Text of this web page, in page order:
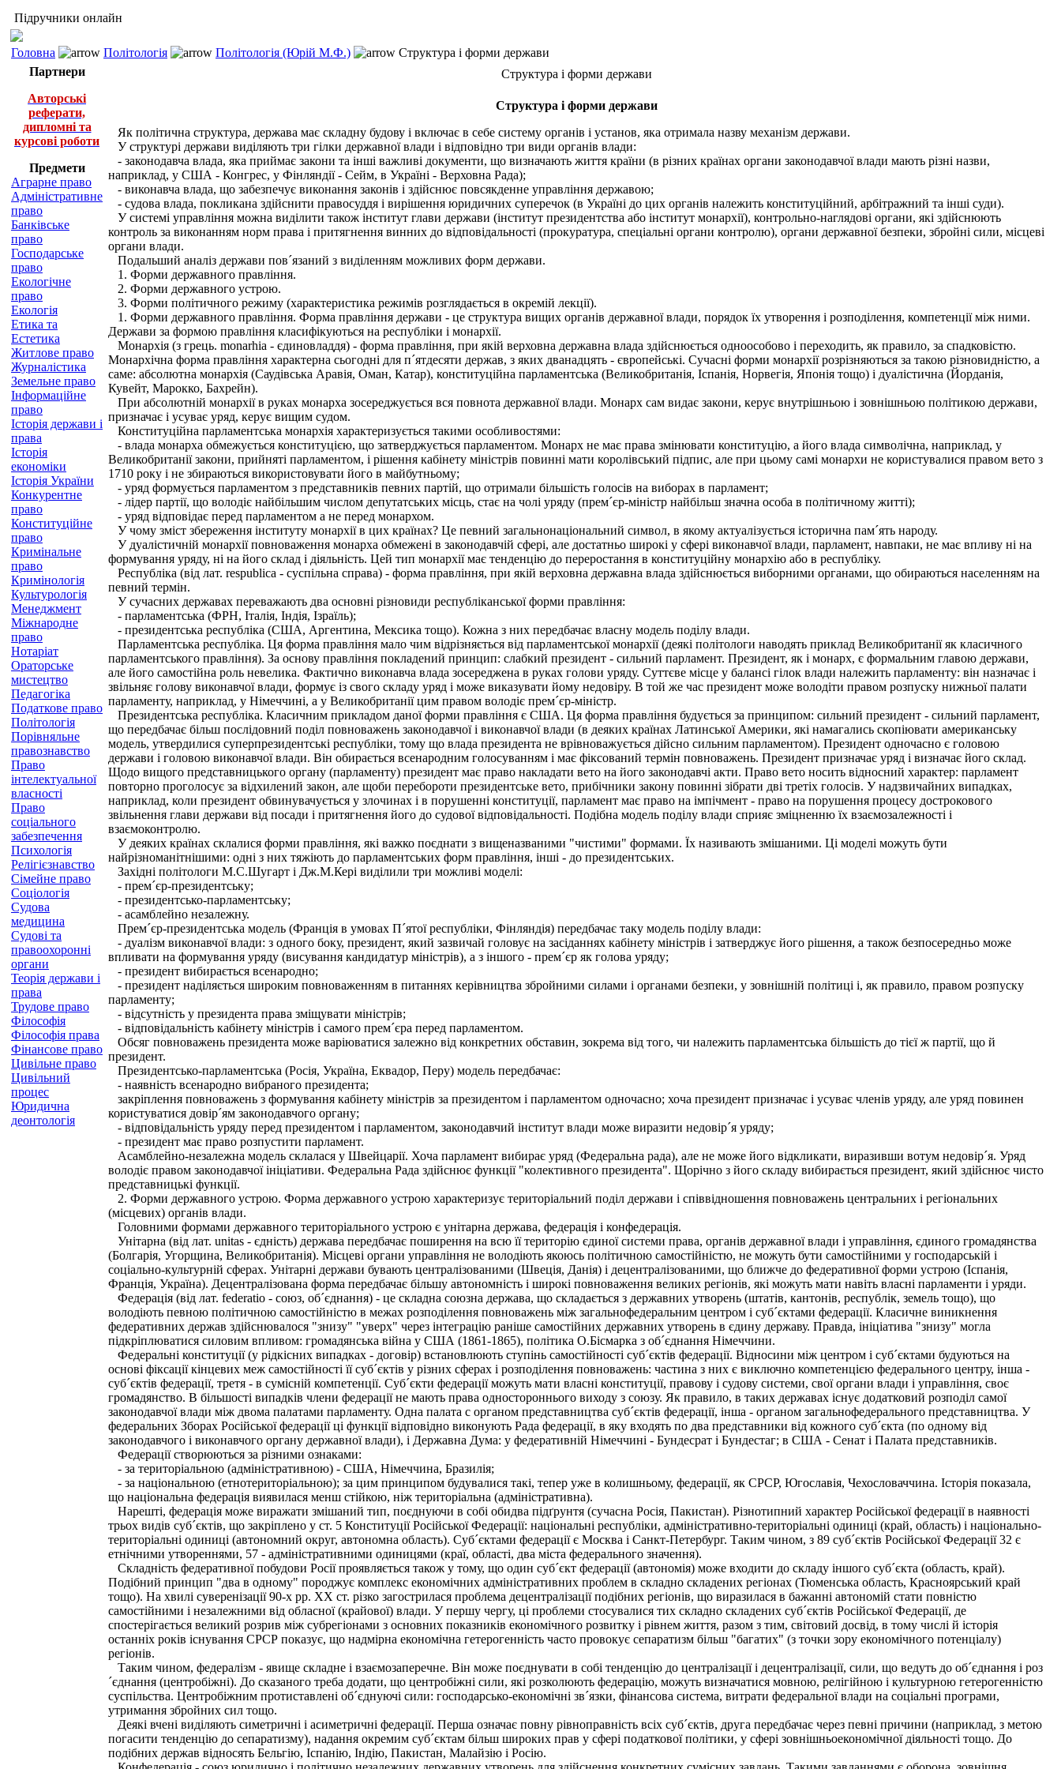
Підручники онлайн
Головна Політологія Політологія (Юрій М.Ф.)
Структура і форми держави
Партнери
Авторські
реферати,
дипломні та
курсові роботи
Предмети
Аграрне право
Адміністративне
право
Банківське
право
Господарське
право
Екологічне
право
Екологія
Етика та
Естетика
Житлове право
Журналістика
Земельне право
Інформаційне
право
Історія держави і
права
Історія
економіки
Історія України
Конкурентне
право
Конституційне
право
Кримінальне
право
Кримінологія
Культурологія
Менеджмент
Міжнародне
право
Нотаріат
Ораторське
мистецтво
Педагогіка
Податкове право
Політологія
Порівняльне
правознавство
Право
інтелектуальної
власності
Право
соціального
забезпечення
Психологія
Релігієзнавство
Сімейне право
Соціологія
Судова
медицина
Судові та
правоохоронні
органи
Теорія держави і
права
Трудове право
Філософія
Філософія права
Фінансове право
Цивільне право
Цивільний
процес
Юридична
деонтологія
Структура і форми держави
Структура і форми держави
Як політична структура, держава має складну будову і включає в себе систему органів і установ, яка отримала назву механізм держави.
У структурі держави виділяють три гілки державної влади і відповідно три види органів влади:
- законодавча влада, яка приймає закони та інші важливі документи, що визначають життя країни (в різних країнах органи законодавчої влади мають різні назви,
наприклад, у США - Конгрес, у Фінляндії - Сейм, в Україні - Верховна Рада);
- виконавча влада, що забезпечує виконання законів і здійснює повсякденне управління державою;
- судова влада, покликана здійснити правосуддя і вирішення юридичних суперечок (в Україні до цих органів належить конституційний, арбітражний та інші суди).
У системі управління можна виділити також інститут глави держави (інститут президентства або інститут монархії), контрольно-наглядові органи, які здійснюють
контроль за виконанням норм права і притягнення винних до відповідальності (прокуратура, спеціальні органи контролю), органи державної безпеки, збройні сили, місцеві
органи влади.
Подальший аналіз держави пов´язаний з виділенням можливих форм держави.
1. Форми державного правління.
2. Форми державного устрою.
3. Форми політичного режиму (характеристика режимів розглядається в окремій лекції).
1. Форми державного правління. Форма правління держави - це структура вищих органів державної влади, порядок їх утворення і розподілення, компетенції між ними.
Держави за формою правління класифікуються на республіки і монархії.
Монархія (з грець. monarhia - єдиновладдя) - форма правління, при якій верховна державна влада здійснюється одноособово і переходить, як правило, за спадковістю.
Монархічна форма правління характерна сьогодні для п´ятдесяти держав, з яких дванадцять - європейські. Сучасні форми монархії розрізняються за такою різновидністю, а
саме: абсолютна монархія (Саудівська Аравія, Оман, Катар), конституційна парламентська (Великобританія, Іспанія, Норвегія, Японія тощо) і дуалістична (Йорданія,
Кувейт, Марокко, Бахрейн).
При абсолютній монархії в руках монарха зосереджується вся повнота державної влади. Монарх сам видає закони, керує внутрішньою і зовнішньою політикою держави,
призначає і усуває уряд, керує вищим судом.
Конституційна парламентська монархія характеризується такими особливостями:
- влада монарха обмежується конституцією, що затверджується парламентом. Монарх не має права змінювати конституцію, а його влада символічна, наприклад, у
Великобританії закони, прийняті парламентом, і рішення кабінету міністрів повинні мати королівський підпис, але при цьому самі монархи не користувалися правом вето з
1710 року і не збираються використовувати його в майбутньому;
- уряд формується парламентом з представників певних партій, що отримали більшість голосів на виборах в парламент;
- лідер партії, що володіє найбільшим числом депутатських місць, стає на чолі уряду (прем´єр-міністр найбільш значна особа в політичному житті);
- уряд відповідає перед парламентом а не перед монархом.
У чому зміст збереження інституту монархії в цих країнах? Це певний загальнонаціональний символ, в якому актуалізується історична пам´ять народу.
У дуалістичній монархії повноваження монарха обмежені в законодавчій сфері, але достатньо широкі у сфері виконавчої влади, парламент, навпаки, не має впливу ні на
формування уряду, ні на його склад і діяльність. Цей тип монархії має тенденцію до переростання в конституційну монархію або в республіку.
Республіка (від лат. respublica - суспільна справа) - форма правління, при якій верховна державна влада здійснюється виборними органами, що обираються населенням на
певний термін.
У сучасних державах переважають два основні різновиди республіканської форми правління:
- парламентська (ФРН, Італія, Індія, Ізраїль);
- президентська республіка (США, Аргентина, Мексика тощо). Кожна з них передбачає власну модель поділу влади.
Парламентська республіка. Ця форма правління мало чим відрізняється від парламентської монархії (деякі політологи наводять приклад Великобританії як класичного
парламентського правління). За основу правління покладений принцип: слабкий президент - сильний парламент. Президент, як і монарх, є формальним главою держави,
але його самостійна роль невелика. Фактично виконавча влада зосереджена в руках голови уряду. Суттєве місце у балансі гілок влади належить парламенту: він назначає і
звільняє голову виконавчої влади, формує із свого складу уряд і може виказувати йому недовіру. В той же час президент може володіти правом розпуску нижньої палати
парламенту, наприклад, у Німеччині, а у Великобританії цим правом володіє прем´єр-міністр.
Президентська республіка. Класичним прикладом даної форми правління є США. Ця форма правління будується за принципом: сильний президент - сильний парламент,
що передбачає більш послідовний поділ повноважень законодавчої і виконавчої влади (в деяких країнах Латинської Америки, які намагались скопіювати американську
модель, утвердилися суперпрезидентські республіки, тому що влада президента не врівноважується дійсно сильним парламентом). Президент одночасно є головою
держави і головою виконавчої влади. Він обирається всенародним голосуванням і має фіксований термін повноважень. Президент призначає уряд і визначає його склад.
Щодо вищого представницького органу (парламенту) президент має право накладати вето на його законодавчі акти. Право вето носить відносний характер: парламент
повторно проголосує за відхилений закон, але щоби перебороти президентське вето, прибічники закону повинні зібрати дві третіх голосів. У надзвичайних випадках,
наприклад, коли президент обвинувачується у злочинах і в порушенні конституції, парламент має право на імпічмент - право на порушення процесу дострокового
звільнення глави держави від посади і притягнення його до судової відповідальності. Подібна модель поділу влади сприяє зміцненню їх взаємозалежності і
взаємоконтролю.
У деяких країнах склалися форми правління, які важко поєднати з вищеназваними "чистими" формами. Їх називають змішаними. Ці моделі можуть бути
найрізноманітнішими: одні з них тяжіють до парламентських форм правління, інші - до президентських.
Західні політологи М.С.Шугарт і Дж.М.Кері виділили три можливі моделі:
- прем´єр-президентську;
- президентсько-парламентську;
- асамблейно незалежну.
Прем´єр-президентська модель (Франція в умовах П´ятої республіки, Фінляндія) передбачає таку модель поділу влади:
- дуалізм виконавчої влади: з одного боку, президент, який зазвичай головує на засіданнях кабінету міністрів і затверджує його рішення, а також безпосередньо може
впливати на формування уряду (висування кандидатур міністрів), а з іншого - прем´єр як голова уряду;
- президент вибирається всенародно;
- президент наділяється широким повноваженням в питаннях керівництва збройними силами і органами безпеки, у зовнішній політиці і, як правило, правом розпуску
парламенту;
- відсутність у президента права зміщувати міністрів;
- відповідальність кабінету міністрів і самого прем´єра перед парламентом.
Обсяг повноважень президента може варіюватися залежно від конкретних обставин, зокрема від того, чи належить парламентська більшість до тієї ж партії, що й
президент.
Президентсько-парламентська (Росія, Україна, Еквадор, Перу) модель передбачає:
- наявність всенародно вибраного президента;
закріплення повноважень з формування кабінету міністрів за президентом і парламентом одночасно; хоча президент призначає і усуває членів уряду, але уряд повинен
користуватися довір´ям законодавчого органу;
- відповідальність уряду перед президентом і парламентом, законодавчий інститут влади може виразити недовір´я уряду;
- президент має право розпустити парламент.
Асамблейно-незалежна модель склалася у Швейцарії. Хоча парламент вибирає уряд (Федеральна рада), але не може його відкликати, виразивши вотум недовір´я. Уряд
володіє правом законодавчої ініціативи. Федеральна Рада здійснює функції "колективного президента". Щорічно з його складу вибирається президент, який здійснює чисто
представницькі функції.
2. Форми державного устрою. Форма державного устрою характеризує територіальний поділ держави і співвідношення повноважень центральних і регіональних
(місцевих) органів влади.
Головними формами державного територіального устрою є унітарна держава, федерація і конфедерація.
Унітарна (від лат. unitas - єдність) держава передбачає поширення на всю її територію єдиної системи права, органів державної влади і управління, єдиного громадянства
(Болгарія, Угорщина, Великобританія). Місцеві органи управління не володіють якоюсь політичною самостійністю, не можуть бути самостійними у господарській і
соціально-культурній сферах. Унітарні держави бувають централізованими (Швеція, Данія) і децентралізованими, що ближче до федеративної форми устрою (Іспанія,
Франція, Україна). Децентралізована форма передбачає більшу автономність і широкі повноваження великих регіонів, які можуть мати навіть власні парламенти і уряди.
Федерація (від лат. federatio - союз, об´єднання) - це складна союзна держава, що складається з державних утворень (штатів, кантонів, республік, земель тощо), що
володіють певною політичною самостійністю в межах розподілення повноважень між загальнофедеральним центром і суб´єктами федерації. Класичне виникнення
федеративних держав здійснювалося "знизу" "уверх" через інтеграцію раніше самостійних державних утворень в єдину державу. Правда, ініціатива "знизу" могла
підкріплюватися силовим впливом: громадянська війна у США (1861-1865), політика О.Бісмарка з об´єднання Німеччини.
Федеральні конституції (у рідкісних випадках - договір) встановлюють ступінь самостійності суб´єктів федерації. Відносини між центром і суб´єктами будуються на
основі фіксації кінцевих меж самостійності її суб´єктів у різних сферах і розподілення повноважень: частина з них є виключно компетенцією федерального центру, інша -
суб´єктів федерації, третя - в сумісній компетенції. Суб´єкти федерації можуть мати власні конституції, правову і судову системи, свої органи влади і управління, своє
громадянство. В більшості випадків члени федерації не мають права одностороннього виходу з союзу. Як правило, в таких державах існує додатковий розподіл самої
законодавчої влади між двома палатами парламенту. Одна палата с органом представництва суб´єктів федерації, інша - органом загальнофедерального представництва. У
федеральних Зборах Російської федерації ці функції відповідно виконують Рада федерації, в яку входять по два представники від кожного суб´єкта (по одному від
законодавчого і виконавчого органу державної влади), і Державна Дума: у федеративній Німеччині - Бундесрат і Бундестаг; в США - Сенат і Палата представників.
Федерації створюються за різними ознаками:
- за територіальною (адміністративною) - США, Німеччина, Бразилія;
- за національною (етнотериторіальною); за цим принципом будувалися такі, тепер уже в колишньому, федерації, як СРСР, Югославія, Чехословаччина. Історія показала,
що національна федерація виявилася менш стійкою, ніж територіальна (адміністративна).
Нарешті, федерація може виражати змішаний тип, поєднуючи в собі обидва підґрунтя (сучасна Росія, Пакистан). Різнотипний характер Російської федерації в наявності
трьох видів суб´єктів, що закріплено у ст. 5 Конституції Російської Федерації: національні республіки, адміністративно-територіальні одиниці (край, область) і національно-
територіальні одиниці (автономний округ, автономна область). Суб´єктами федерації є Москва і Санкт-Петербург. Таким чином, з 89 суб´єктів Російської Федерації 32 є
етнічними утвореннями, 57 - адміністративними одиницями (краї, області, два міста федерального значення).
Складність федеративної побудови Росії проявляється також у тому, що один суб´єкт федерації (автономія) може входити до складу іншого суб´єкта (область, край).
Подібний принцип "два в одному" породжує комплекс економічних адміністративних проблем в складно складених регіонах (Тюменська область, Красноярський край
тощо). На хвилі суверенізації 90-х pp. XX ст. різко загострилася проблема децентралізації подібних регіонів, що виразилася в бажанні автономій стати повністю
самостійними і незалежними від обласної (крайової) влади. У першу чергу, ці проблеми стосувалися тих складно складених суб´єктів Російської Федерації, де
спостерігається великий розрив між субрегіонами з основних показників економічного розвитку і рівнем життя, разом з тим, світовий досвід, в тому числі й історія
останніх років існування СРСР показує, що надмірна економічна гетерогенність часто провокує сепаратизм більш "багатих" (з точки зору економічного потенціалу)
регіонів.
Таким чином, федералізм - явище складне і взаємозаперечне. Він може поєднувати в собі тенденцію до централізації і децентралізації, сили, що ведуть до об´єднання і роз
´єднання (центробіжні). До сказаного треба додати, що центробіжні сили, які розколюють федерацію, можуть визначатися мовною, релігійною і культурною гетерогенністю
суспільства. Центробіжним протиставлені об´єднуючі сили: господарсько-економічні зв´язки, фінансова система, витрати федеральної влади на соціальні програми,
утримання збройних сил тощо.
Деякі вчені виділяють симетричні і асиметричні федерації. Перша означає повну рівноправність всіх суб´єктів, друга передбачає через певні причини (наприклад, з метою
погасити тенденцію до сепаратизму), надання окремим суб´єктам більш широких прав у сфері податкової політики, у сфері зовнішньоекономічної діяльності тощо. До
подібних держав відносять Бельгію, Іспанію, Індію, Пакистан, Малайзію і Росію.